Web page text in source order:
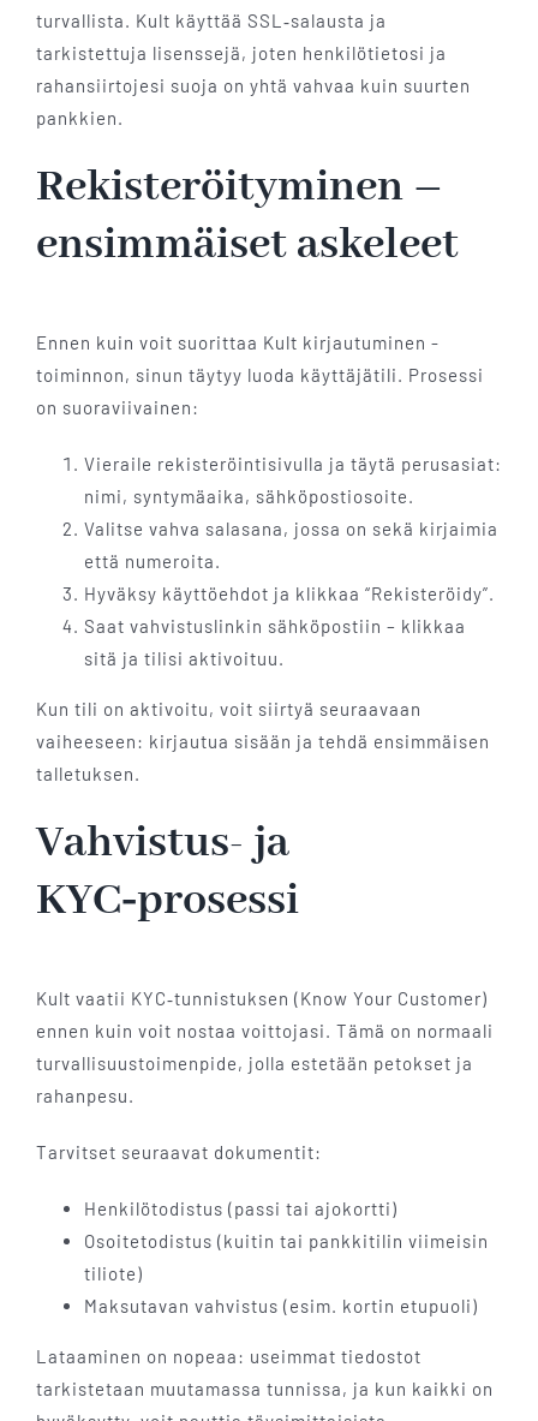
turvallista. Kult käyttää SSL‑salausta ja
tarkistettuja lisenssejä, joten henkilötietosi ja
rahansiirtojesi suoja on yhtä vahvaa kuin suurten
pankkien.
Rekisteröityminen –
ensimmäiset askeleet
Ennen kuin voit suorittaa Kult kirjautuminen -
toiminnon, sinun täytyy luoda käyttäjätili. Prosessi
on suoraviivainen:
Vieraile rekisteröintisivulla ja täytä perusasiat:
nimi, syntymäaika, sähköpostiosoite.
Valitse vahva salasana, jossa on sekä kirjaimia
että numeroita.
Hyväksy käyttöehdot ja klikkaa “Rekisteröidy”.
Saat vahvistuslinkin sähköpostiin – klikkaa
sitä ja tilisi aktivoituu.
Kun tili on aktivoitu, voit siirtyä seuraavaan
vaiheeseen: kirjautua sisään ja tehdä ensimmäisen
talletuksen.
Vahvistus- ja
KYC‑prosessi
Kult vaatii KYC‑tunnistuksen (Know Your Customer)
ennen kuin voit nostaa voittojasi. Tämä on normaali
turvallisuustoimenpide, jolla estetään petokset ja
rahanpesu.
Tarvitset seuraavat dokumentit:
Henkilötodistus (passi tai ajokortti)
Osoitetodistus (kuitin tai pankkitilin viimeisin
tiliote)
Maksutavan vahvistus (esim. kortin etupuoli)
Lataaminen on nopeaa: useimmat tiedostot
tarkistetaan muutamassa tunnissa, ja kun kaikki on